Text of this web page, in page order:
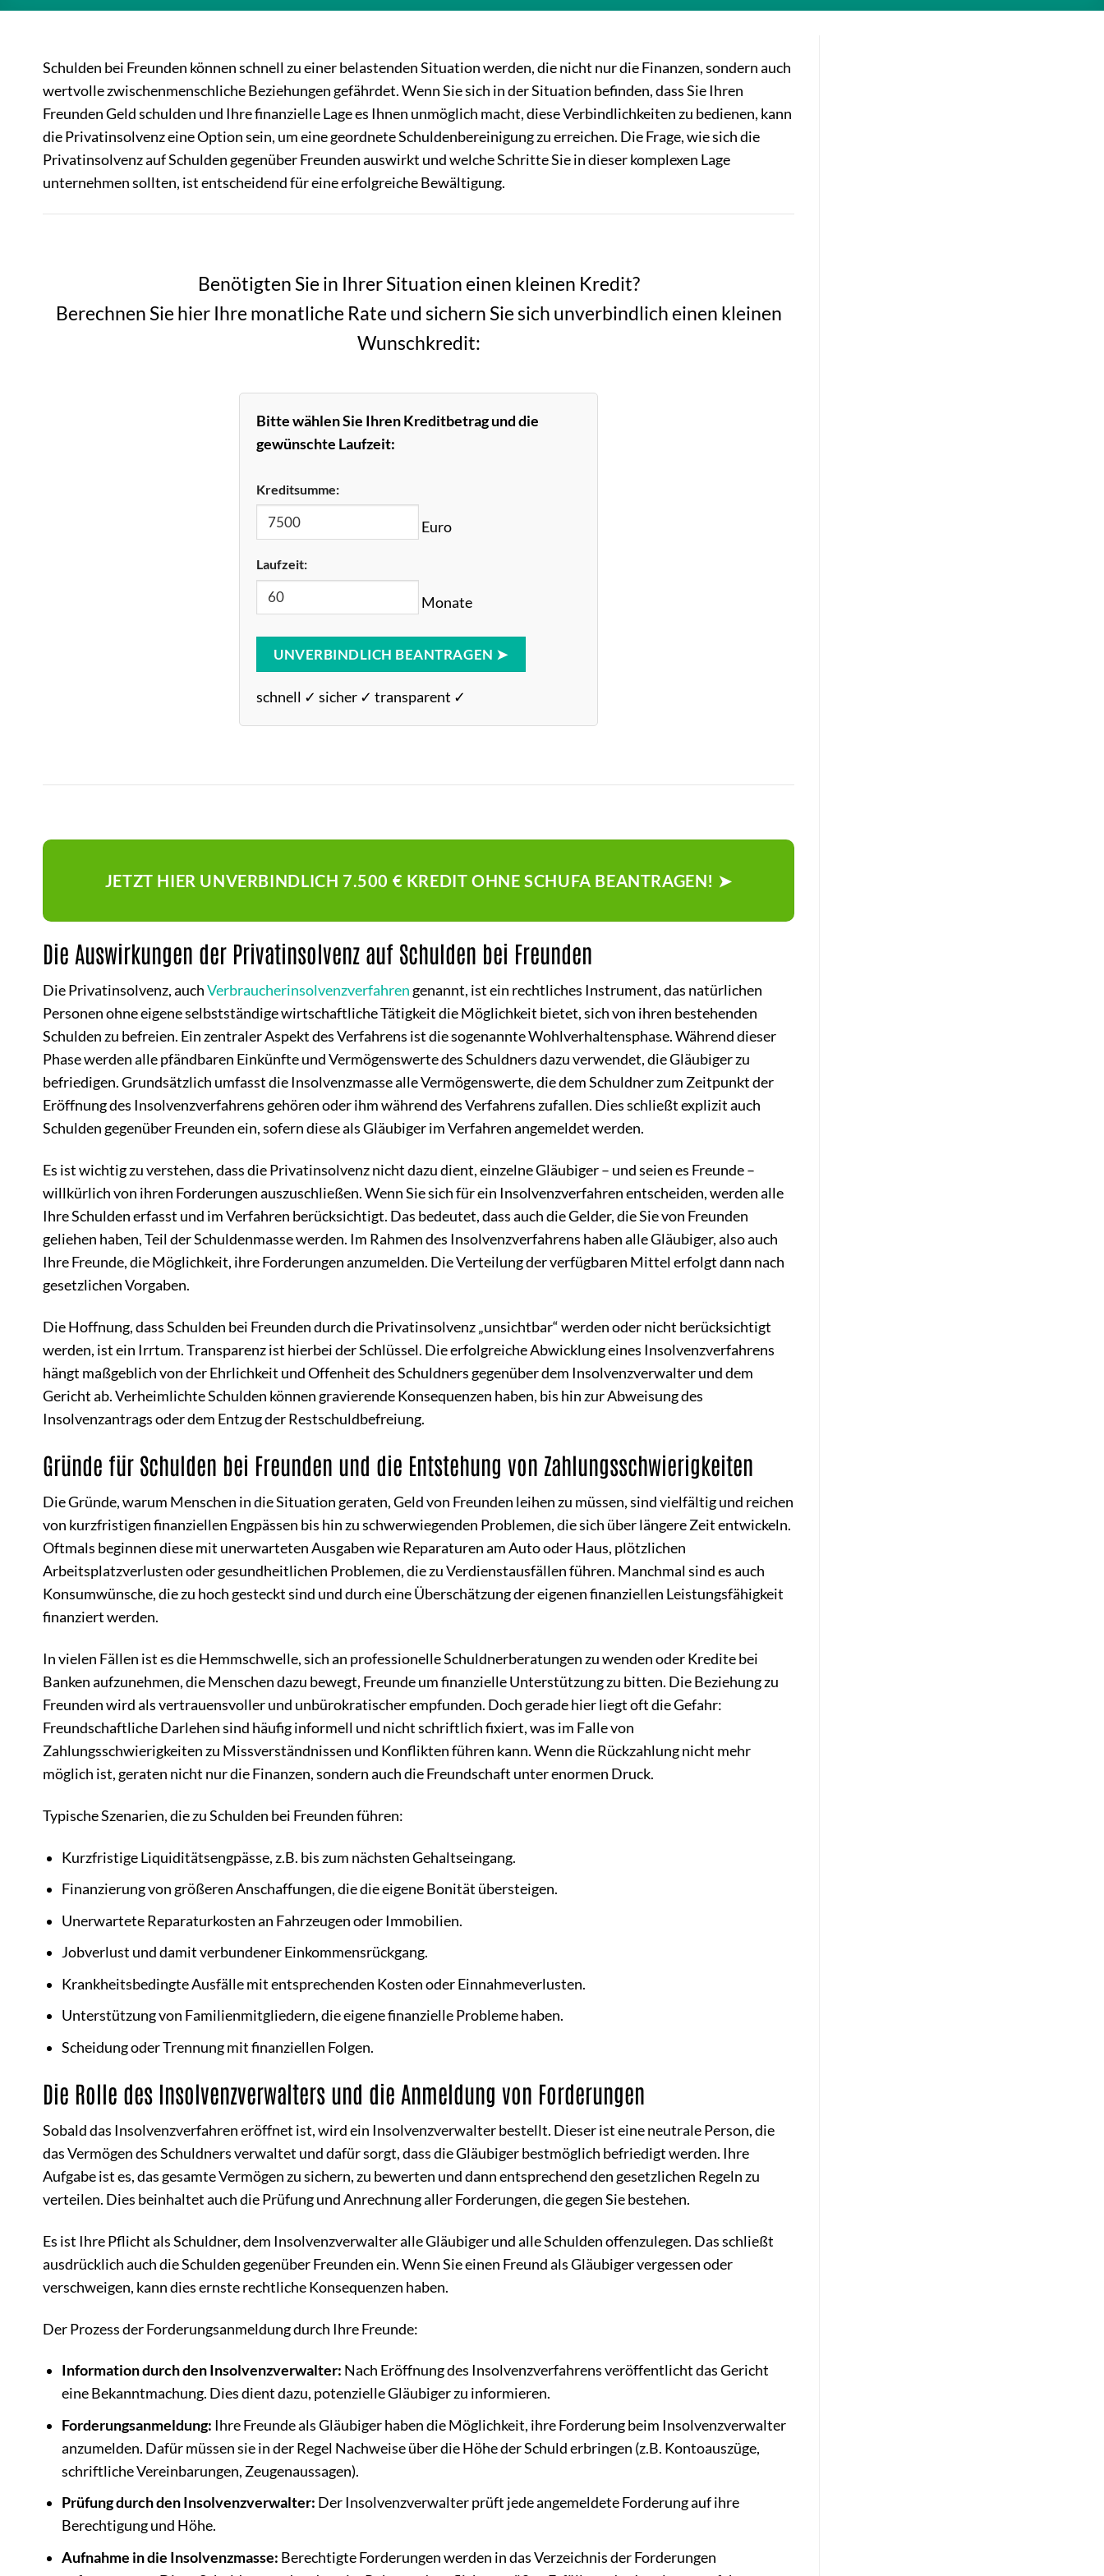
Schulden bei Freunden können schnell zu einer belastenden Situation werden, die nicht nur die Finanzen, sondern auch
wertvolle zwischenmenschliche Beziehungen gefährdet. Wenn Sie sich in der Situation befinden, dass Sie Ihren
Freunden Geld schulden und Ihre finanzielle Lage es Ihnen unmöglich macht, diese Verbindlichkeiten zu bedienen, kann
die Privatinsolvenz eine Option sein, um eine geordnete Schuldenbereinigung zu erreichen. Die Frage, wie sich die
Privatinsolvenz auf Schulden gegenüber Freunden auswirkt und welche Schritte Sie in dieser komplexen Lage
unternehmen sollten, ist entscheidend für eine erfolgreiche Bewältigung.
Benötigten Sie in Ihrer Situation einen kleinen Kredit?
Berechnen Sie hier Ihre monatliche Rate und sichern Sie sich unverbindlich einen kleinen
Wunschkredit:
Bitte wählen Sie Ihren Kreditbetrag und die
gewünschte Laufzeit:
Kreditsumme:
Euro
Laufzeit:
Monate
UNVERBINDLICH BEANTRAGEN ➤
schnell ✓ sicher ✓ transparent ✓
JETZT HIER UNVERBINDLICH 7.500 € KREDIT OHNE SCHUFA BEANTRAGEN! ➤
Die Auswirkungen der Privatinsolvenz auf Schulden bei Freunden
Die Privatinsolvenz, auchVerbraucherinsolvenzverfahren genannt, ist ein rechtliches Instrument, das natürlichen
Personen ohne eigene selbstständige wirtschaftliche Tätigkeit die Möglichkeit bietet, sich von ihren bestehenden
Schulden zu befreien. Ein zentraler Aspekt des Verfahrens ist die sogenannte Wohlverhaltensphase. Während dieser
Phase werden alle pfändbaren Einkünfte und Vermögenswerte des Schuldners dazu verwendet, die Gläubiger zu
befriedigen. Grundsätzlich umfasst die Insolvenzmasse alle Vermögenswerte, die dem Schuldner zum Zeitpunkt der
Eröffnung des Insolvenzverfahrens gehören oder ihm während des Verfahrens zufallen. Dies schließt explizit auch
Schulden gegenüber Freunden ein, sofern diese als Gläubiger im Verfahren angemeldet werden.
Es ist wichtig zu verstehen, dass die Privatinsolvenz nicht dazu dient, einzelne Gläubiger – und seien es Freunde –
willkürlich von ihren Forderungen auszuschließen. Wenn Sie sich für ein Insolvenzverfahren entscheiden, werden alle
Ihre Schulden erfasst und im Verfahren berücksichtigt. Das bedeutet, dass auch die Gelder, die Sie von Freunden
geliehen haben, Teil der Schuldenmasse werden. Im Rahmen des Insolvenzverfahrens haben alle Gläubiger, also auch
Ihre Freunde, die Möglichkeit, ihre Forderungen anzumelden. Die Verteilung der verfügbaren Mittel erfolgt dann nach
gesetzlichen Vorgaben.
Die Hoffnung, dass Schulden bei Freunden durch die Privatinsolvenz „unsichtbar“ werden oder nicht berücksichtigt
werden, ist ein Irrtum. Transparenz ist hierbei der Schlüssel. Die erfolgreiche Abwicklung eines Insolvenzverfahrens
hängt maßgeblich von der Ehrlichkeit und Offenheit des Schuldners gegenüber dem Insolvenzverwalter und dem
Gericht ab. Verheimlichte Schulden können gravierende Konsequenzen haben, bis hin zur Abweisung des
Insolvenzantrags oder dem Entzug der Restschuldbefreiung.
Gründe für Schulden bei Freunden und die Entstehung von Zahlungsschwierigkeiten
Die Gründe, warum Menschen in die Situation geraten, Geld von Freunden leihen zu müssen, sind vielfältig und reichen
von kurzfristigen finanziellen Engpässen bis hin zu schwerwiegenden Problemen, die sich über längere Zeit entwickeln.
Oftmals beginnen diese mit unerwarteten Ausgaben wie Reparaturen am Auto oder Haus, plötzlichen
Arbeitsplatzverlusten oder gesundheitlichen Problemen, die zu Verdienstausfällen führen. Manchmal sind es auch
Konsumwünsche, die zu hoch gesteckt sind und durch eine Überschätzung der eigenen finanziellen Leistungsfähigkeit
finanziert werden.
In vielen Fällen ist es die Hemmschwelle, sich an professionelle Schuldnerberatungen zu wenden oder Kredite bei
Banken aufzunehmen, die Menschen dazu bewegt, Freunde um finanzielle Unterstützung zu bitten. Die Beziehung zu
Freunden wird als vertrauensvoller und unbürokratischer empfunden. Doch gerade hier liegt oft die Gefahr:
Freundschaftliche Darlehen sind häufig informell und nicht schriftlich fixiert, was im Falle von
Zahlungsschwierigkeiten zu Missverständnissen und Konflikten führen kann. Wenn die Rückzahlung nicht mehr
möglich ist, geraten nicht nur die Finanzen, sondern auch die Freundschaft unter enormen Druck.
Typische Szenarien, die zu Schulden bei Freunden führen:
Kurzfristige Liquiditätsengpässe, z.B. bis zum nächsten Gehaltseingang.
Finanzierung von größeren Anschaffungen, die die eigene Bonität übersteigen.
Unerwartete Reparaturkosten an Fahrzeugen oder Immobilien.
Jobverlust und damit verbundener Einkommensrückgang.
Krankheitsbedingte Ausfälle mit entsprechenden Kosten oder Einnahmeverlusten.
Unterstützung von Familienmitgliedern, die eigene finanzielle Probleme haben.
Scheidung oder Trennung mit finanziellen Folgen.
Die Rolle des Insolvenzverwalters und die Anmeldung von Forderungen
Sobald das Insolvenzverfahren eröffnet ist, wird ein Insolvenzverwalter bestellt. Dieser ist eine neutrale Person, die
das Vermögen des Schuldners verwaltet und dafür sorgt, dass die Gläubiger bestmöglich befriedigt werden. Ihre
Aufgabe ist es, das gesamte Vermögen zu sichern, zu bewerten und dann entsprechend den gesetzlichen Regeln zu
verteilen. Dies beinhaltet auch die Prüfung und Anrechnung aller Forderungen, die gegen Sie bestehen.
Es ist Ihre Pflicht als Schuldner, dem Insolvenzverwalter alle Gläubiger und alle Schulden offenzulegen. Das schließt
ausdrücklich auch die Schulden gegenüber Freunden ein. Wenn Sie einen Freund als Gläubiger vergessen oder
verschweigen, kann dies ernste rechtliche Konsequenzen haben.
Der Prozess der Forderungsanmeldung durch Ihre Freunde:
Information durch den Insolvenzverwalter: Nach Eröffnung des Insolvenzverfahrens veröffentlicht das Gericht
eine Bekanntmachung. Dies dient dazu, potenzielle Gläubiger zu informieren.
Forderungsanmeldung: Ihre Freunde als Gläubiger haben die Möglichkeit, ihre Forderung beim Insolvenzverwalter
anzumelden. Dafür müssen sie in der Regel Nachweise über die Höhe der Schuld erbringen (z.B. Kontoauszüge,
schriftliche Vereinbarungen, Zeugenaussagen).
Prüfung durch den Insolvenzverwalter: Der Insolvenzverwalter prüft jede angemeldete Forderung auf ihre
Berechtigung und Höhe.
Aufnahme in die Insolvenzmasse: Berechtigte Forderungen werden in das Verzeichnis der Forderungen